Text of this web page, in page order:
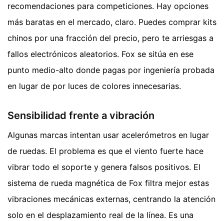
recomendaciones para competiciones. Hay opciones
más baratas en el mercado, claro. Puedes comprar kits
chinos por una fracción del precio, pero te arriesgas a
fallos electrónicos aleatorios. Fox se sitúa en ese
punto medio-alto donde pagas por ingeniería probada
en lugar de por luces de colores innecesarias.
Sensibilidad frente a vibración
Algunas marcas intentan usar acelerómetros en lugar
de ruedas. El problema es que el viento fuerte hace
vibrar todo el soporte y genera falsos positivos. El
sistema de rueda magnética de Fox filtra mejor estas
vibraciones mecánicas externas, centrando la atención
solo en el desplazamiento real de la línea. Es una